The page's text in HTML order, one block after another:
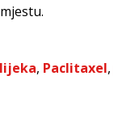
lijeka, Paclitaxel,